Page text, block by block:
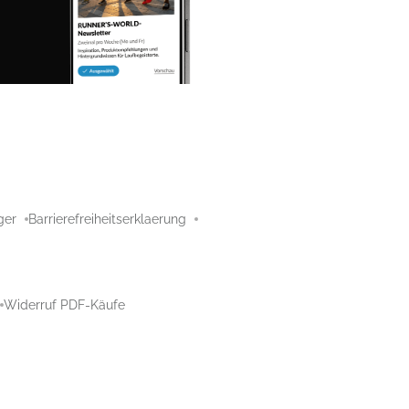
Barrierefreiheitserklaerung
Widerruf PDF-Käufe